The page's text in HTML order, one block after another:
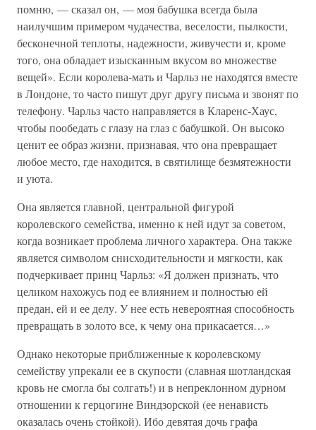
помню, — сказал он, — моя бабушка всегда была
наилучшим примером чудачества, веселости, пылкости,
бесконечной теплоты, надежности, живучести и, кроме
того, она обладает изысканным вкусом во множестве
вещей». Если королева-мать и Чарльз не находятся вместе
в Лондоне, то часто пишут друг другу письма и звонят по
телефону. Чарльз часто направляется в Кларенс-Хаус,
чтобы пообедать с глазу на глаз с бабушкой. Он высоко
ценит ее образ жизни, признавая, что она превращает
любое место, где находится, в святилище безмятежности
и уюта.
Она является главной, центральной фигурой
королевского семейства, именно к ней идут за советом,
когда возникает проблема личного характера. Она также
является символом снисходительности и мягкости, как
подчеркивает принц Чарльз: «Я должен признать, что
целиком нахожусь под ее влиянием и полностью ей
предан, ей и ее делу. У нее есть невероятная способность
превращать в золото все, к чему она прикасается…»
Однако некоторые приближенные к королевскому
семейству упрекали ее в скупости (славная шотландская
кровь не смогла бы солгать!) и в непреклонном дурном
отношении к герцогине Виндзорской (ее ненависть
оказалась очень стойкой). Ибо девятая дочь графа